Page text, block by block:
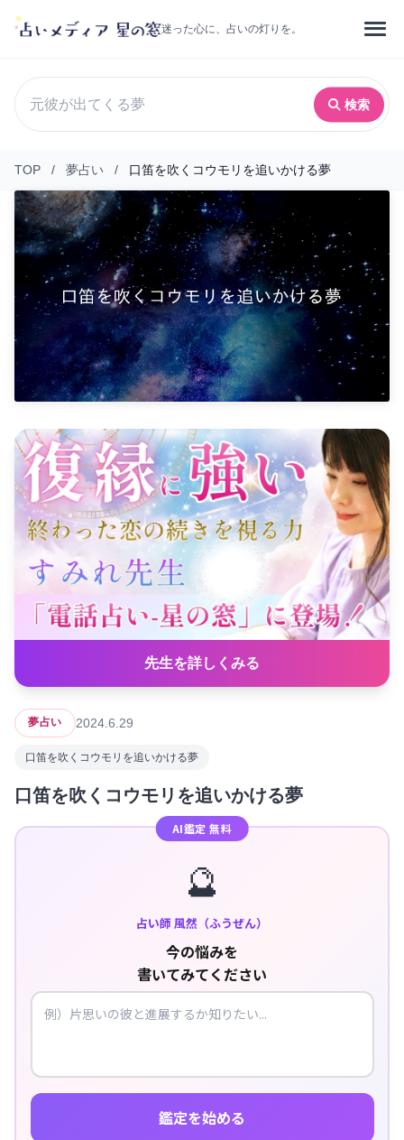
迷った心に、占いの灯りを。
検索
TOP / 夢占い / 口笛を吹くコウモリを追いかける夢
先生を詳しくみる
夢占い 2024.6.29
口笛を吹くコウモリを追いかける夢
口笛を吹くコウモリを追いかける夢
AI鑑定 無料
🔮
占い師 風然（ふうぜん）
今の悩みを
書いてみてください
鑑定を始める